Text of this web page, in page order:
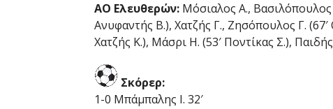
ΑΟ Ελευθερών: Μόσιαλος Α.,
Ανυφαντής Β.), Χατζής Γ., Ζησόπουλος Γ.
Χατζής Κ.), Μάσρι Η. (53′ Ποντίκας Σ.),
Σκόρερ:
1-0 Μπάμπαλης Ι. 32′